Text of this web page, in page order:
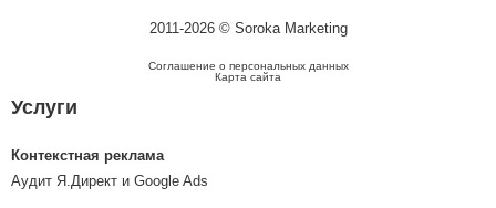
2011-2026 © Soroka Marketing
Соглашение о персональных данных
Карта сайта
Услуги
Контекстная реклама
Аудит Я.Директ и Google Ads